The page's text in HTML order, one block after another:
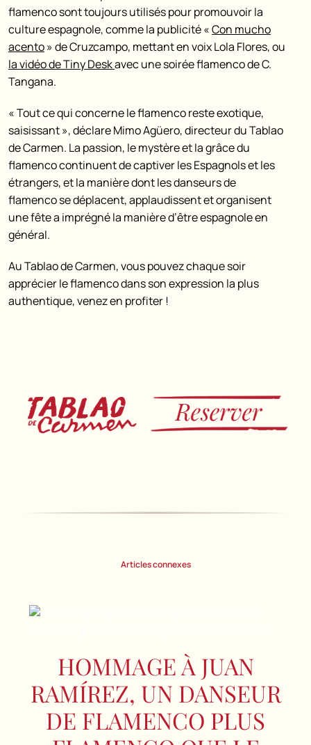
flamenco sont toujours utilisés pour promouvoir la
culture espagnole, comme la publicité «Con mucho
acento» de Cruzcampo, mettant en voix Lola Flores, ou
la vidéo de Tiny Deskavec une soirée flamenco de C.
Tangana.
« Tout ce qui concerne le flamenco reste exotique,
saisissant », déclare Mimo Agüero, directeur du Tablao
de Carmen. La passion, le mystère et la grâce du
flamenco continuent de captiver les Espagnols et les
étrangers, et la manière dont les danseurs de
flamenco se déplacent, applaudissent et organisent
une fête a imprégné la manière d’être espagnole en
général.
Au Tablao de Carmen, vous pouvez chaque soir
apprécier le flamenco dans son expression la plus
authentique, venez en profiter !
Articles connexes
HOMMAGE À JUAN
RAMÍREZ, UN DANSEUR
DE FLAMENCO PLUS